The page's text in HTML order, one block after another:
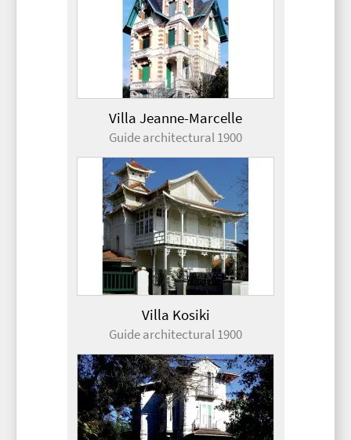
Villa Jeanne-Marcelle
Guide architectural 1900
Villa Kosiki
Guide architectural 1900